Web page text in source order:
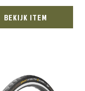
BEKIJK ITEM